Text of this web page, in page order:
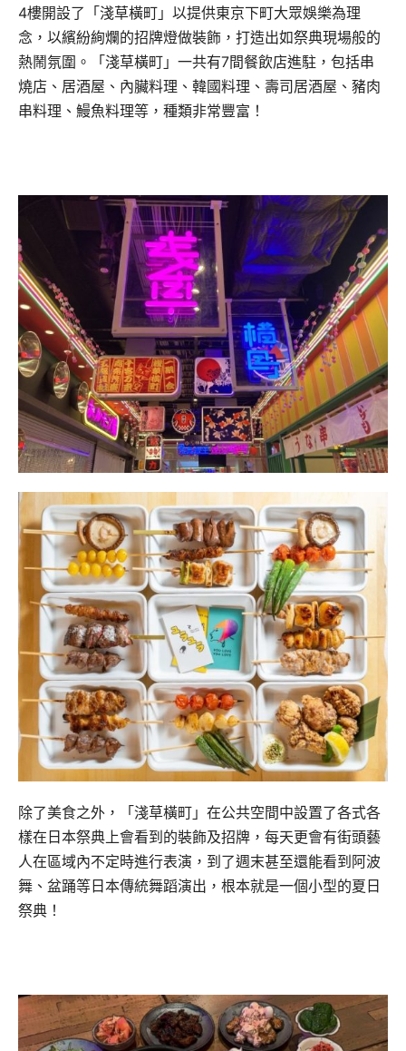
4樓開設了「淺草橫町」以提供東京下町大眾娛樂為理
念，以繽紛絢爛的招牌燈做裝飾，打造出如祭典現場般的
熱鬧氛圍。「淺草橫町」一共有7間餐飲店進駐，包括串
燒店、居酒屋、內臟料理、韓國料理、壽司居酒屋、豬肉
串料理、鰻魚料理等，種類非常豐富！
除了美食之外，「淺草橫町」在公共空間中設置了各式各
樣在日本祭典上會看到的裝飾及招牌，每天更會有街頭藝
人在區域內不定時進行表演，到了週末甚至還能看到阿波
舞、盆踊等日本傳統舞蹈演出，根本就是一個小型的夏日
祭典！